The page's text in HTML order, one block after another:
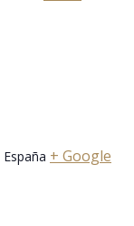
España + Google